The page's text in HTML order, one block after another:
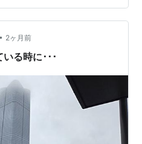
量の投稿を作ることがで
尽くすほどにまで大規模に
なったのです。 「当時
• 2ヶ月前
る時に･･･